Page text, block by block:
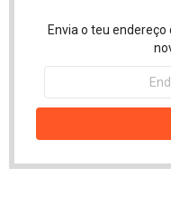
Envia o teu
Endereço
email